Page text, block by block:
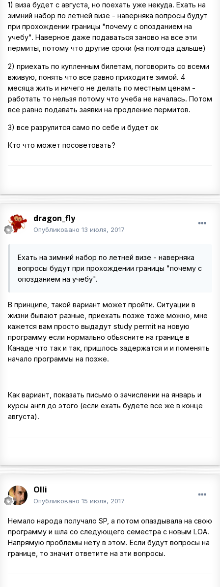
1) виза будет с августа, но поехать уже некуда. Ехать на
зимний набор по летней визе - наверняка вопросы будут
при прохождении границы "почему с опозданием на
учебу". Наверное даже подаваться заново на все эти
пермиты, потому что другие сроки (на полгода дальше)
2) приехать по купленным билетам, поговорить со всеми
вживую, понять что все равно приходите зимой. 4
месяца жить и ничего не делать по местным ценам -
работать то нельзя потому что учеба не началась. Потом
все равно подавать заявки на продление пермитов.
3) все разрулится само по себе и будет ок
Кто что может посоветовать?
dragon_fly
Опубликовано 13 июля, 2017
Ехать на зимний набор по летней визе - наверняка
вопросы будут при прохождении границы "почему с
опозданием на учебу".
В принципе, такой вариант может пройти. Ситуации в
жизни бывают разные, приехать позже тоже можно, мне
кажется вам просто выдадут study permit на новую
программу если нормально обьясните на границе в
Канаде что так и так, пришлось задержатся и и поменять
начало программы на позже.
Как вариант, показать письмо о зачислении на январь и
курсы англ до этого (если ехать будете все же в конце
августа).
Olli
Опубликовано 15 июля, 2017
Немало народа получало SP, а потом опаздывала на свою
программу и шла со следующего семестра с новым LOA.
Напрямую проблемы нету в этом. Если будут вопросы на
границе, то значит ответите на эти вопросы.